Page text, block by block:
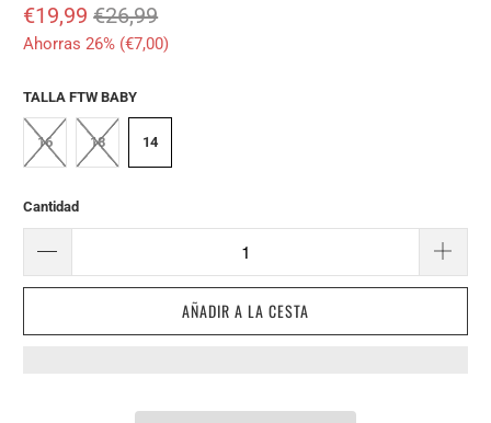
€19,99 €26,99
Ahorras 26% (€7,00)
TALLA FTW BABY
16 18 14
Cantidad
AÑADIR A LA CESTA